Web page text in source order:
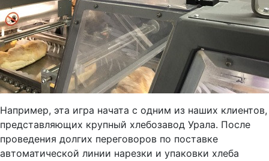
Например, эта игра начата с одним из наших клиентов,
представляющих крупный хлебозавод Урала. После
проведения долгих переговоров по поставке
автоматической линии нарезки и упаковки хлеба